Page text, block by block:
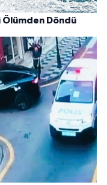
Ölümden Döndü